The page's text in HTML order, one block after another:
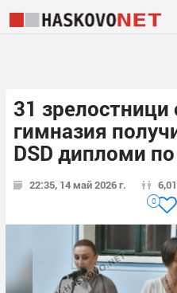
31 зрелостници
гимназия
DSD дипломи
22:35, 14 май 2026 г.
0